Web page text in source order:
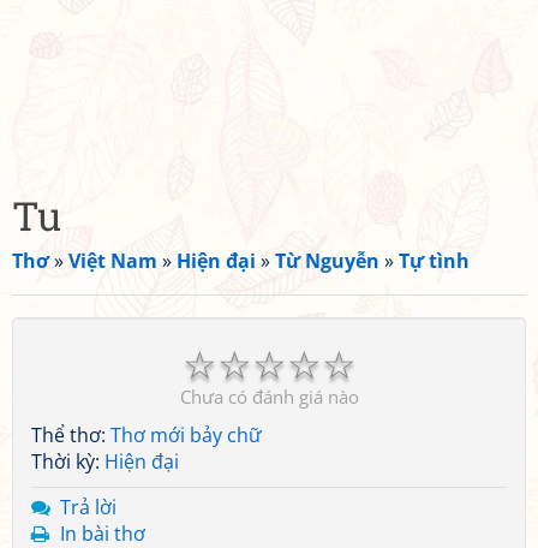
Tu
Thơ»Việt Nam » Hiện đại »Từ Nguyễn »Tự tình
☆
☆
☆
☆
☆
Chưa có đánh giá nào
Thể thơ: Thơ mới bảy chữ
Thời kỳ: Hiện đại
Trả lời
In bài thơ